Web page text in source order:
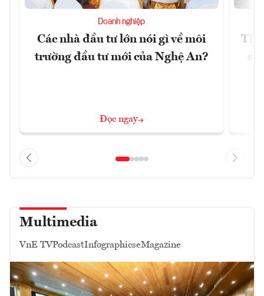
Doanh nghiệp
Các nhà đầu tư lớn nói gì về môi
trường đầu tư mới của Nghệ An?
Đọc ngay
Multimedia
VnE TVPodcastInfographicseMagazine